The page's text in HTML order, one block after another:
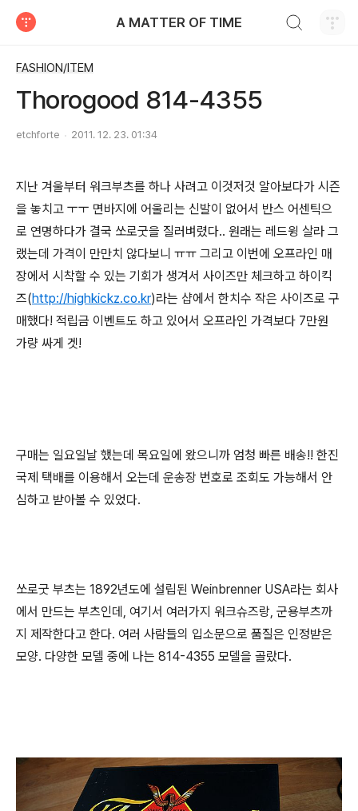
A MATTER OF TIME
FASHION/ITEM
Thorogood 814-4355
etchforte 2011. 12. 23. 01:34
지난 겨울부터 워크부츠를 하나 사려고 이것저것 알아보다가 시즌
을 놓치고 ㅜㅜ 면바지에 어울리는 신발이 없어서 반스 어센틱으
로 연명하다가 결국 쏘로굿을 질러벼렸다.. 원래는 레드윙 살라 그
랬는데 가격이 만만치 않다보니 ㅠㅠ 그리고 이번에 오프라인 매
장에서 시착할 수 있는 기회가 생겨서 사이즈만 체크하고 하이킥
즈(http://highkickz.co.kr)라는 샵에서 한치수 작은 사이즈로 구
매했다! 적립금 이벤트도 하고 있어서 오프라인 가격보다 7만원
가량 싸게 겟!
구매는 일요일날 했는데 목요일에 왔으니까 엄청 빠른 배송!! 한진
국제 택배를 이용해서 오는데 운송장 번호로 조회도 가능해서 안
심하고 받아볼 수 있었다.
쏘로굿 부츠는 1892년도에 설립된 Weinbrenner USA라는 회사
에서 만드는 부츠인데, 여기서 여러가지 워크슈즈랑, 군용부츠까
지 제작한다고 한다. 여러 사람들의 입소문으로 품질은 인정받은
모양. 다양한 모델 중에 나는 814-4355 모델을 골랐다.